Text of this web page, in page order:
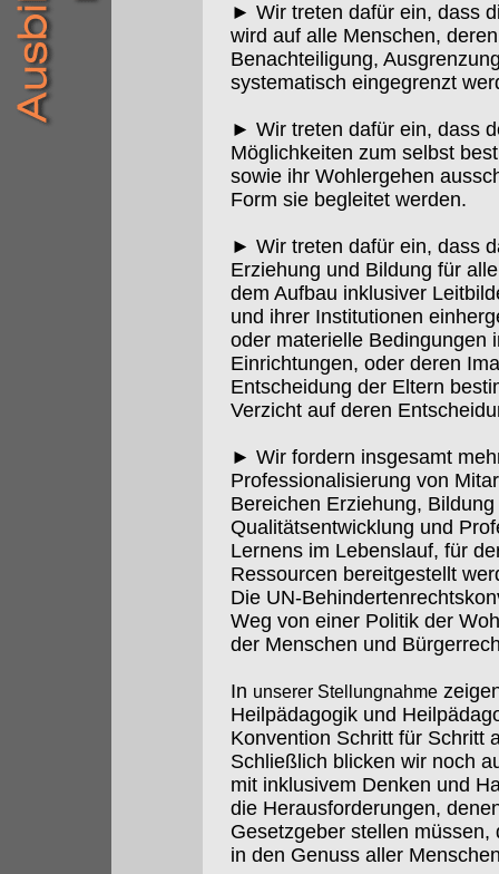
► Wir treten dafür ein, dass
wird auf alle Menschen,
Benachteiligung,
systematisch eingegrenzt
► Wir treten dafür ein, dass
Möglichkeiten zum selbst
sowie ihr Wohlergehen
Form sie begleitet werden.
► Wir treten dafür ein, dass
Erziehung und Bildung für
dem Aufbau inklusiver
und ihrer Institutionen
oder materielle Bedingungen
Einrichtungen, oder deren
Entscheidung der Eltern
Verzicht auf deren
► Wir fordern insgesamt
Professionalisierung von
Bereichen Erziehung,
Qualitätsentwicklung und
Lernens im Lebenslauf, für
Ressourcen bereitgestellt
Die UN-
Weg von einer Politik der
der Menschen und
In unserer Stellungnahme
Heilpädagogik und
Konvention Schritt für Schritt
Schließlich blicken wir noch
mit inklusivem Denken und
die Herausforderungen,
Gesetzgeber stellen
in den Genuss aller